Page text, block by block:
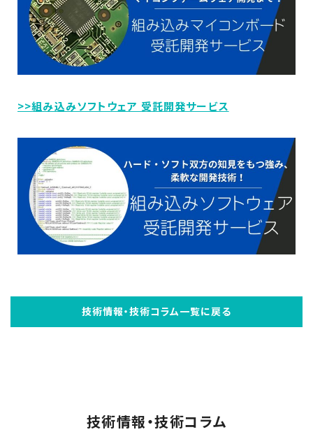
>>組み込みソフトウェア 受託開発サービス
技術情報・技術コラム一覧に戻る
技術情報・技術コラム